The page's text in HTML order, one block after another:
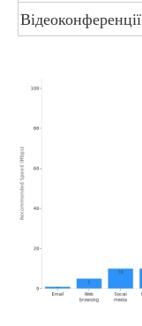
Відеоконференції